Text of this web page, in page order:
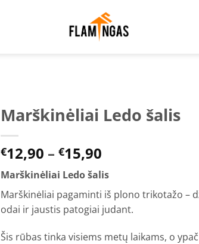
Marškinėliai Ledo šalis
€12,90 – €15,90
range:
€12,90
through
€15,90
Marškinėliai Ledo šalis
Marškinėliai pagaminti iš plono trikotažo –
odai ir jaustis patogiai judant.
Šis rūbas tinka visiems metų laikams, o